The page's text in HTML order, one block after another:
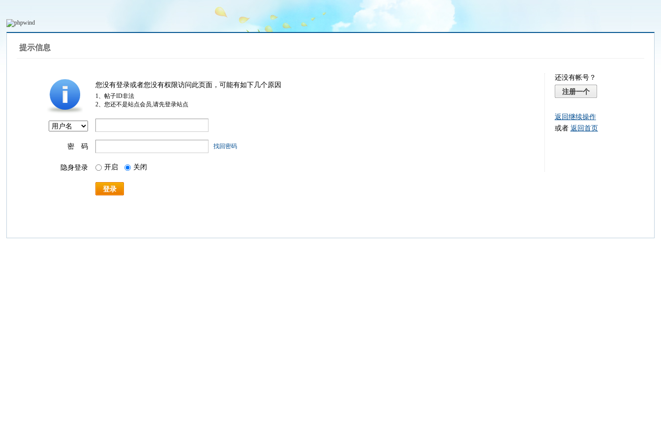
提示信息
您没有登录或者您没有权限访问此页面，可能有如下几个原因
1、帖子ID非法
2、您还不是站点会员,请先登录站点
密 码 找回密码
隐身登录 开启 关闭
登录
还没有帐号？
注册一个
返回继续操作
或者 返回首页